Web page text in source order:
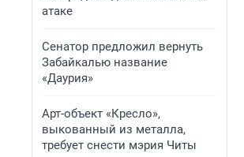
атаке
Сенатор предложил вернуть
Забайкалью название
«Даурия»
Арт-объект «Кресло»,
выкованный из металла,
требует снести мэрия Читы